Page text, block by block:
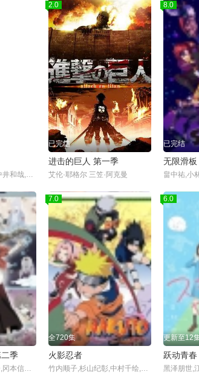
田中真弓,冈村明美,中井和哉,山口胜平,平田广明
2.0
已完结
进击的巨人 第一季
艾伦·耶格尔 三笠·阿克曼
8.0
已完结
无限滑板
季
三森铃子,立花慎之介,冈本信彦,石田彰,岸尾大辅,佐藤聪美,高桥广树,诹访部顺一,山下大辉,森久保祥太郎
7.0
全720集
火影忍者
竹内顺子,杉山纪彰,中村千绘,井上和彦,关俊彦,松本和香子,大塚芳忠,胜生真沙子,柴田秀胜,森久保祥太郎,伊藤健太郎,柚木凉香,小杉十郎太,增川洋一,远近孝一,田村由香里,江原正士,水树奈奈,鸟海浩辅,川田绅司,落合露美,大谷育江,重松朋,下屋则子,飞田展男,石冢运升,浅野真由美,石田彰,加濑康之,朴璐美,中田让治,保志总一朗,神奈延年,三木真一郎,中村大树,家中宏,福田信昭,楠大典,本田贵子,平
6.0
更新至12
跃动青春